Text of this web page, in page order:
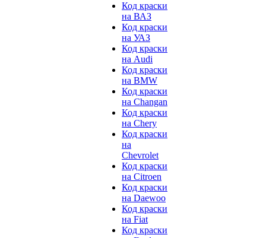
Код краски
на ВАЗ
Код краски
на УАЗ
Код краски
на Audi
Код краски
на BMW
Код краски
на Changan
Код краски
на Chery
Код краски
на
Chevrolet
Код краски
на Citroen
Код краски
на Daewoo
Код краски
на Fiat
Код краски